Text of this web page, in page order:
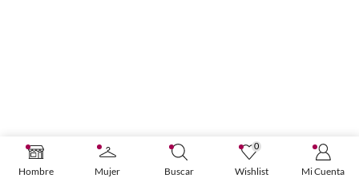
Hombre Mujer Buscar
0
Wishlist Mi Cuenta